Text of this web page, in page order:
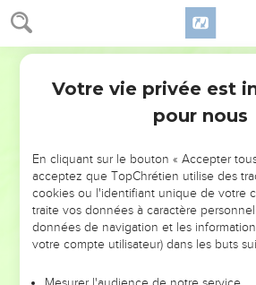
1 Rois 4
près de Tsarthan au-dessous de Jizreel
Shean jusqu'à Abel-Mehola et après
responsable des bourgs de Jaïr, fils de
ainsi que de la région d'Argob en
villes dotées de murailles et de verrous
Achinadab, le fils d'Iddo, à Mahanaïm
Achimaats, qui avait pris pour femme
Salomon, en Nephthali ;
Baana, le fils de Hushaï, en Aser et à
Votre vie privée est
pour nous
En cliquant sur le bouton « Accepter
acceptez que TopChrétien utilise des
cookies ou l'identifiant unique de votre
traite vos données à caractère
données de navigation et les
votre compte utilisateur) dans les buts